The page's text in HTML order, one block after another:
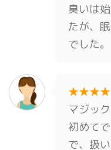
臭いは
たが、
でした。
マジッ
初めて
で、扱